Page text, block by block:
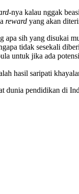
-nya kalau nggak
reward yang akan
sih yang disukai
tidak sesekali
untuk jika ada
hasil saripati
dunia pendidikan di